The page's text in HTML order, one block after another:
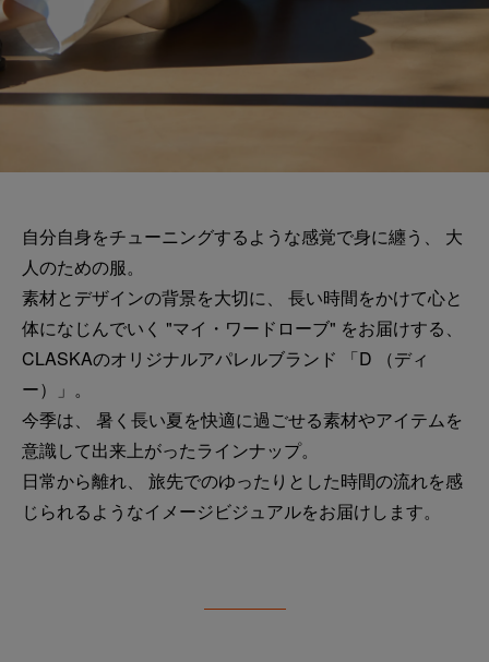
自分自身をチューニングするような感覚で身に纏う、 大
人のための服。
素材とデザインの背景を大切に、 長い時間をかけて心と
体になじんでいく "マイ・ワードローブ" をお届けする、
CLASKAのオリジナルアパレルブランド 「D （ディ
ー）」。
今季は、 暑く長い夏を快適に過ごせる素材やアイテムを
意識して出来上がったラインナップ。
日常から離れ、 旅先でのゆったりとした時間の流れを感
じられるようなイメージビジュアルをお届けします。